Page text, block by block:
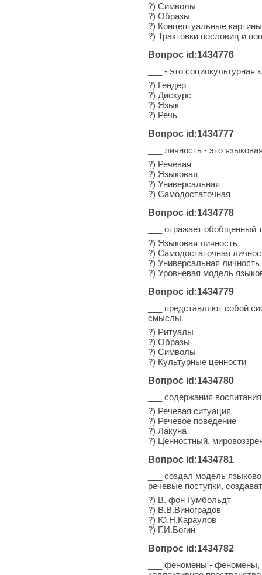
?) Символы
?) Образы
?) Концептуальные
?) Трактовки пословиц и
Вопрос id:1434776
___ - это
?) Гендер
?) Дискурс
?) Язык
?) Речь
Вопрос id:1434777
___ личность - это
?) Речевая
?) Языковая
?) Универсальная
?) Самодостаточная
Вопрос id:1434778
___ отражает обобщенный
?) Языковая личность
?) Самодостаточная
?) Универсальная личность
?) Уровневая модель
Вопрос id:1434779
___ представляют собой
смыслы
?) Ритуалы
?) Образы
?) Символы
?) Культурные ценности
Вопрос id:1434780
___ содержания
?) Речевая ситуация
?) Речевое поведение
?) Лакуна
?) Ценностный,
Вопрос id:1434781
___ создал модель
речевые поступки,
?) В. фон Гумбольдт
?) В.В.Виноградов
?) Ю.Н.Караулов
?) Г.И.Богин
Вопрос id:1434782
___ феномены - феномены,